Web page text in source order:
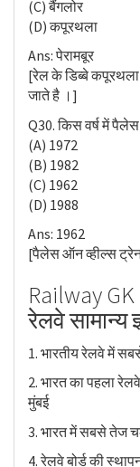
(C) बैंगलोर
(D) कपूरथला
Ans: पेरामबूर
[रेल के डिब्बे कपूरथला
जाते है ।]
Q30. किस वर्ष में
(A) 1972
(B) 1982
(C) 1962
(D) 1988
Ans: 1962
[पैलेस ऑन व्हील्स
Railway
रेलवे सामान्य
1. भारतीय रेलवे में
2. भारत का पहला
मुंबई
3. भारत में सबसे तेज
4. रेलवे बोर्ड की